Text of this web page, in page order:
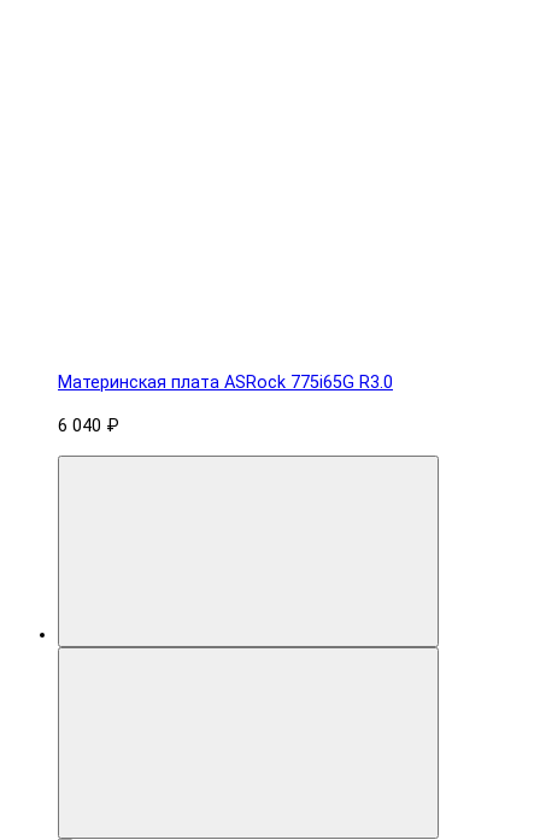
Материнская плата ASRock 775i65G R3.0
6 040 ₽